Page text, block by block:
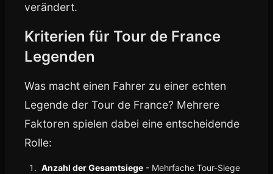
verändert.
Kriterien für Tour de France
Legenden
Was macht einen Fahrer zu einer echten
Legende der Tour de France? Mehrere
Faktoren spielen dabei eine entscheidende
Rolle:
Anzahl der Gesamtsiege - Mehrfache Tour-Siege